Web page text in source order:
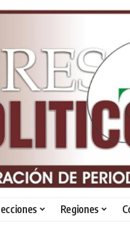
Regiones